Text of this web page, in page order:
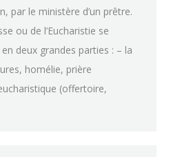
par le ministère d’un prêtre.
ou de l’Eucharistie se
deux grandes parties : – la
homélie, prière
(offertoire,